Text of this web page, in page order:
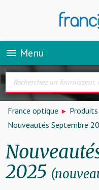
menu Menu
France optique
Produits
Nouveautés Septembre
2025